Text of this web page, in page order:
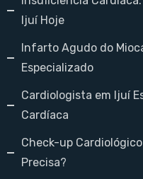
Ijuí Hoje
Infarto Agudo do
Especializado
Cardiologista em Ijuí
Cardíaca
Check-up
Precisa?